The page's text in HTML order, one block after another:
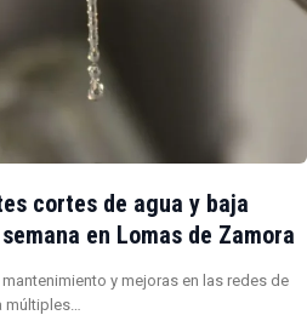
cortes de agua y baja
en Lomas de Zamora
y mejoras en las redes de
múltiples…